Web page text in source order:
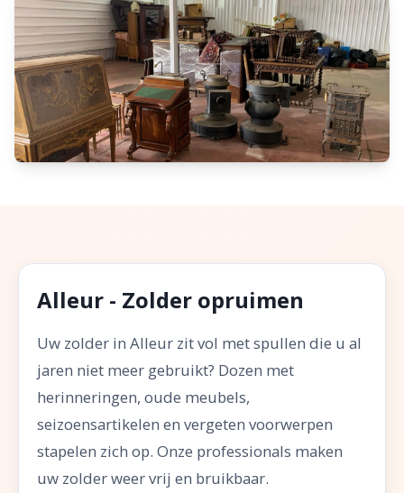
Alleur - Zolder opruimen
Uw zolder in Alleur zit vol met spullen die u al
jaren niet meer gebruikt? Dozen met
herinneringen, oude meubels,
seizoensartikelen en vergeten voorwerpen
stapelen zich op. Onze professionals maken
uw zolder weer vrij en bruikbaar.